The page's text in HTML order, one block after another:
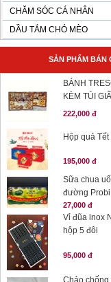
CHĂM SÓC CÁ NHÂN
DẦU TẮM CHÓ MÈO
SẢN PHẨM BÁN
BÁNH
KÈM TÚI
222,000 đ
Hộp quả
195,000 đ
Sữa chua
đường
27,000 đ
Vỉ đũa inox
hộp 5 đôi
95,000 đ
Chảo